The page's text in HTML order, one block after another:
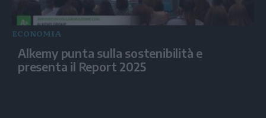
ECONOMIA
Alkemy punta sulla sostenibilità e
presenta il Report 2025